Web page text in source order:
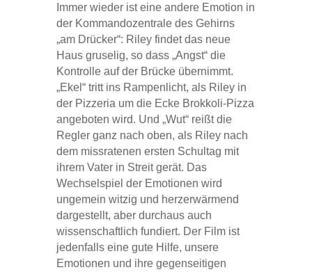
Immer wieder ist eine andere Emotion in
der Kommandozentrale des Gehirns
„am Drücker“: Riley findet das neue
Haus gruselig, so dass „Angst“ die
Kontrolle auf der Brücke übernimmt.
„Ekel“ tritt ins Rampenlicht, als Riley in
der Pizzeria um die Ecke Brokkoli-Pizza
angeboten wird. Und „Wut“ reißt die
Regler ganz nach oben, als Riley nach
dem missratenen ersten Schultag mit
ihrem Vater in Streit gerät. Das
Wechselspiel der Emotionen wird
ungemein witzig und herzerwärmend
dargestellt, aber durchaus auch
wissenschaftlich fundiert. Der Film ist
jedenfalls eine gute Hilfe, unsere
Emotionen und ihre gegenseitigen